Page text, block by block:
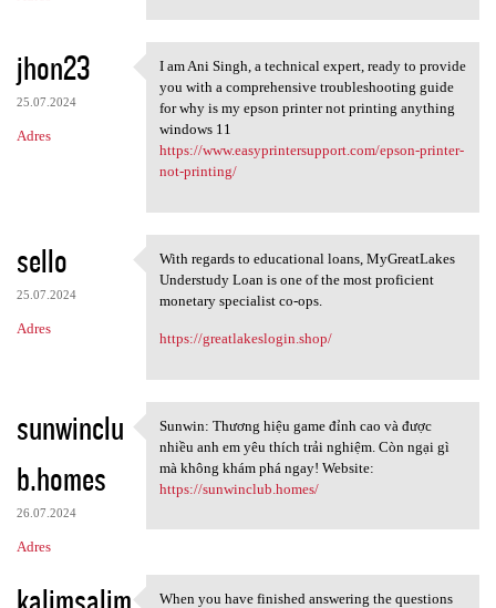
jhon23
25.07.2024
Adres
I am Ani Singh, a technical
I am Ani Singh, a technical expert, ready to provide
you with a comprehensive troubleshooting guide
for why is my epson printer not printing anything
windows 11
https://www.easyprintersupport.com/epson-printer-
not-printing/
sello
25.07.2024
Adres
With regards to educational
With regards to educational loans, MyGreatLakes
Understudy Loan is one of the most proficient
monetary specialist co-ops.
https://greatlakeslogin.shop/
sunwinclu
b.homes
26.07.2024
Adres
Sunwin: Thương hiệu game đỉnh
Sunwin: Thương hiệu game đỉnh cao và được
nhiều anh em yêu thích trải nghiệm. Còn ngại gì
mà không khám phá ngay! Website:
https://sunwinclub.homes/
When you have finished answering the questions